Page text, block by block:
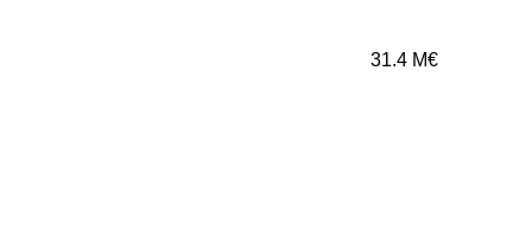
31.4 M€